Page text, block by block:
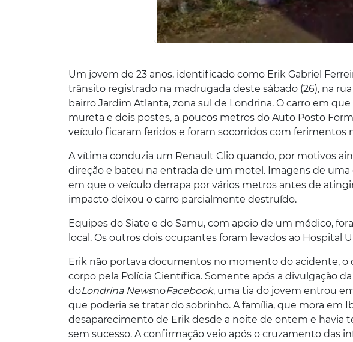
Um jovem de 23 anos, identificado como Erik Gabriel
trânsito registrado na madrugada deste sábado (26), na
bairro Jardim Atlanta, zona sul de Londrina. O carro em
mureta e dois postes, a poucos metros do Auto Posto
veículo ficaram feridos e foram socorridos com ferimentos
A vítima conduzia um Renault Clio quando, por motivos
direção e bateu na entrada de um motel. Imagens de
em que o veículo derrapa por vários metros antes de
impacto deixou o carro parcialmente destruído.
Equipes do Siate e do Samu, com apoio de um médico,
local. Os outros dois ocupantes foram levados ao Hospital
Erik não portava documentos no momento do acidente,
corpo pela Polícia Científica. Somente após a divulgação
doLondrina NewsnoFacebook, uma tia do jovem entrou
que poderia se tratar do sobrinho. A família, que mora em
desaparecimento de Erik desde a noite de ontem e havia
sem sucesso. A confirmação veio após o cruzamento das